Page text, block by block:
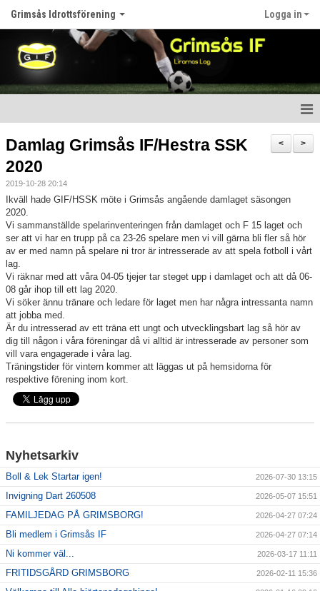
Grimsås Idrottsförening Logga in
Nyheter
Föreningen
Kalender
Matcher
Bildgalleri
Sponsorer
Länkar
>
<
Damlag Grimsås IF/Hestra SSK
2020
2019-10-28 20:14
Ikväll hade GIF/HSSK möte i Grimsås angående damlaget säsongen
2020.
Vi sammanställde spelarinventeringen från damlaget och F 15 laget och
ser att vi har en trupp på ca 23-26 spelare men vi vill gärna bli fler så hör
av er med namn på spelare ni tror är intresserade av att spela fotboll i vårt
lag.
Vi räknar med att våra 04-05 tjejer tar steget upp i damlaget och att då 06-
08 går ihop till ett lag 2020.
Vi söker ännu tränare och ledare för laget men har några intressanta namn
att jobba med.
Är du intresserad av ett träna ett ungt och utvecklingsbart lag så hör av
dig till någon i våra föreningar då vi alltid är intresserade av personer som
vill vara engagerade i våra lag.
Träningstider för vintern kommer att läggas ut på hemsidorna för
respektive förening inom kort.
Nyhetsarkiv
Boll & Lek Startar igen! 2026-07-30 13:15
Invigning Dart 260508 2026-05-07 15:51
FAMILJEDAG PÅ GRIMSBORG! 2026-04-27 07:24
Bli medlem i Grimsås IF 2026-04-27 07:14
Ni kommer väl... 2026-03-17 11:11
FRITIDSGÅRD GRIMSBORG 2026-02-11 15:36